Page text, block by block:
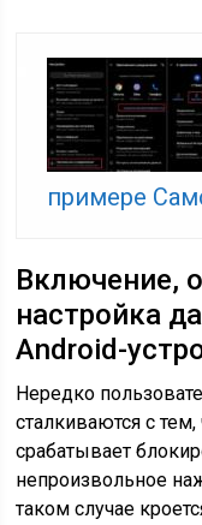
примере
Включение,
настройка
Android-
Нередко
сталкиваются с
срабатывает
непроизвольное
таком случае